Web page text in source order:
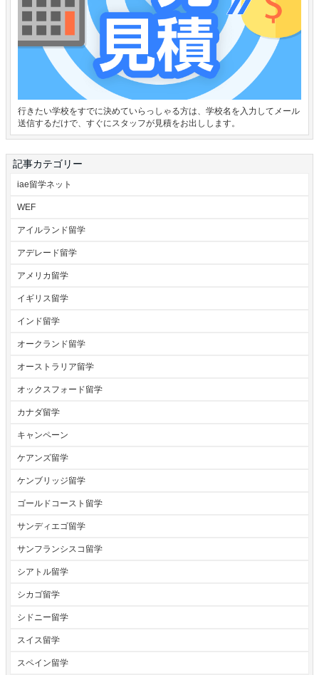
行きたい学校をすでに決めていらっしゃる方は、学校名を入力してメール
送信するだけで、すぐにスタッフが見積をお出しします。
記事カテゴリー
iae留学ネット
WEF
アイルランド留学
アデレード留学
アメリカ留学
イギリス留学
インド留学
オークランド留学
オーストラリア留学
オックスフォード留学
カナダ留学
キャンペーン
ケアンズ留学
ケンブリッジ留学
ゴールドコースト留学
サンディエゴ留学
サンフランシスコ留学
シアトル留学
シカゴ留学
シドニー留学
スイス留学
スペイン留学